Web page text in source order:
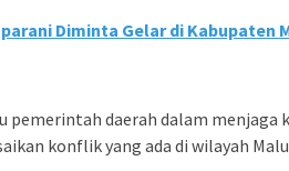
Diminta Gelar di Kabupaten
daerah dalam menjaga
konflik yang ada di wilayah